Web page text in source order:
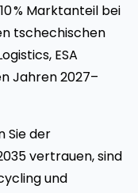
% Marktanteil bei
tschechischen
ESA
Jahren 2027–
Sie der
vertrauen, sind
und